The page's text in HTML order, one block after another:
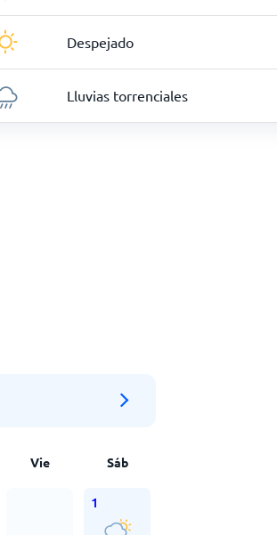
Despejado
Lluvias torrenciales
Vie Sáb
1